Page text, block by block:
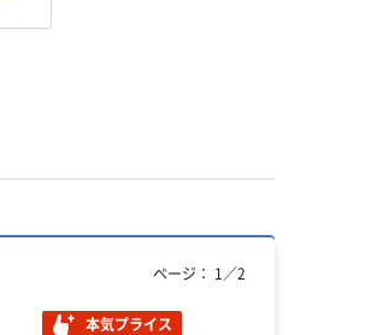
本気プライス
ページ： 1 ／2